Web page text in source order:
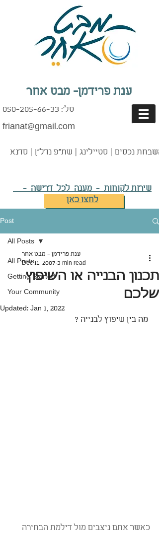
ענת פרידמן- מבט אחר
טל': 050-205-66-33
frianat@gmail.com
נכסים | סטיילינג | שת"פ נדל"ן | סדנא
שירות לקוחות - מענה לכל דרישה -
לחצו כאן
Post
All Posts
Getting Started
Your Community
All Posts
תכנון הבנייה או השיפוץ
שלכם
ענת פרידמן - מבט אחר
Dec 11, 2007 3 min read
Updated: Jan 1, 2022
כאשר אתם ניצבים מול דילמת הבחירה